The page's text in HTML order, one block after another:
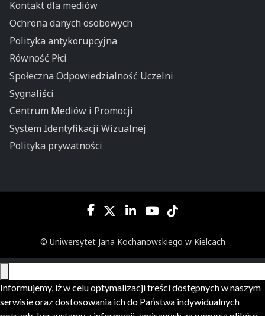
Kontakt dla mediów
Ochrona danych osobowych
Polityka antykorupcyjna
Równość Płci
Społeczna Odpowiedzialność Uczelni
Sygnaliści
Centrum Mediów i Promocji
System Identyfikacji Wizualnej
Polityka prywatności
© Uniwersytet Jana Kochanowskiego w Kielcach
Informujemy, iż w celu optymalizacji treści dostępnych w naszym
serwisie oraz dostosowania ich do Państwa indywidualnych